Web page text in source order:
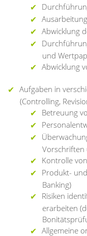
Abwicklung
und
Abwicklung
Aufgaben in
(Controlling,
Betreuung
Vorschriften
Kontrolle
Produkt-
Banking)
Risiken
erarbeiten
Allgemeine